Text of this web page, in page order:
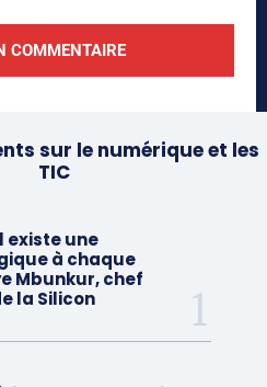
sur le numérique et les
TIC
existe une
à chaque
Mbunkur, chef
la Silicon